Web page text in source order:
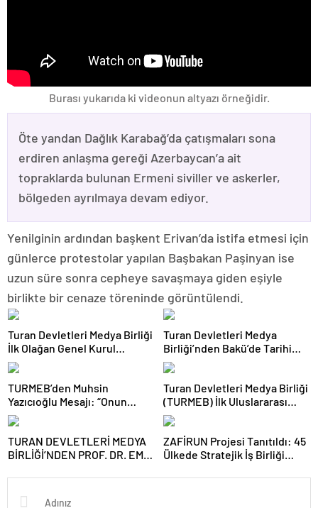
Burası yukarıda ki videonun altyazı örneğidir.
Öte yandan Dağlık Karabağ’da çatışmaları sona
erdiren anlaşma gereği Azerbaycan’a ait
topraklarda bulunan Ermeni siviller ve askerler,
bölgeden ayrılmaya devam ediyor.
Yenilginin ardından başkent Erivan’da istifa etmesi için
günlerce protestolar yapılan Başbakan Paşinyan ise
uzun süre sonra cepheye savaşmaya giden eşiyle
birlikte bir cenaze töreninde görüntülendi.
Turan Devletleri Medya Birliği
İlk Olağan Genel Kurul
Toplantısını Gerçekleştirdi
Turan Devletleri Medya
Birliği’nden Bakü’de Tarihi
Adım
TURMEB’den Muhsin
Yazıcıoğlu Mesajı: “Onun
Büyük Birlik İdeali Türk
Dünyasına Işık Tutuyor”
Turan Devletleri Medya Birliği
(TURMEB) İlk Uluslararası
Medya Buluşmasını Bakü’de
Gerçekleştiriyor
TURAN DEVLETLERİ MEDYA
BİRLİĞİ’NDEN PROF. DR. EMİN
ZAFİRUN Projesi Tanıtıldı: 45
Ülkede Stratejik İş Birliği